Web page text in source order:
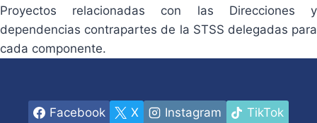
Proyectos relacionadas con las Direcciones y
dependencias contrapartes de la STSS delegadas para
cada componente.
Facebook X Instagram TikTok